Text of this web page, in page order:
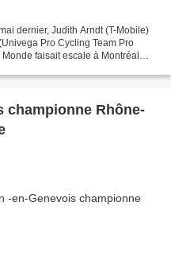
dernier, Judith Arndt (T-Mobile)
Pro Cycling Team Pro
faisait escale à Montréal
championne Rhône-